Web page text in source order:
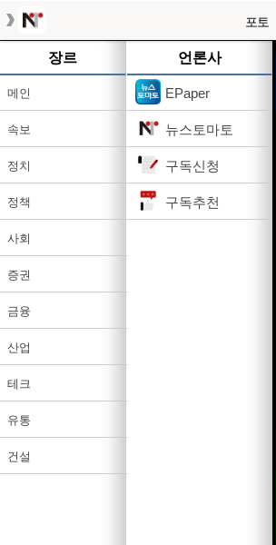
포토
장르
메인
속보
정치
정책
사회
증권
금융
산업
테크
유통
건설
언론사
EPaper
뉴스토마토
구독신청
구독추천